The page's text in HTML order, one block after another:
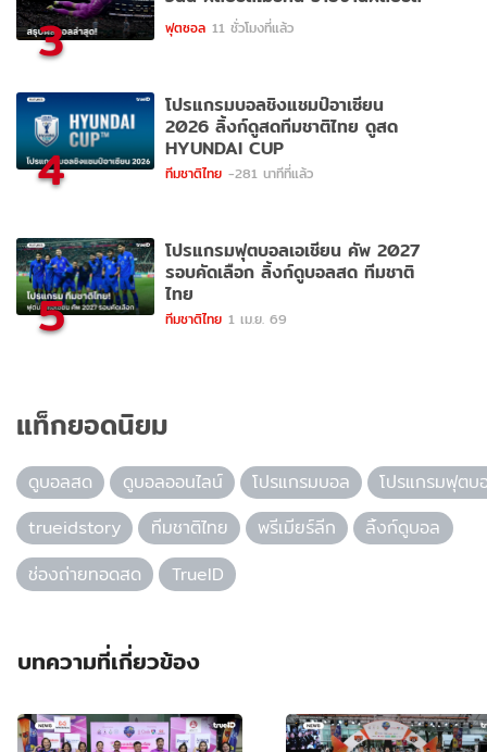
3 ฟุตซอล 11 ชั่วโมงที่แล้ว
4
โปรแกรมบอลชิงแชมป์อาเซียน
2026 ลิ้งก์ดูสดทีมชาติไทย ดูสด
HYUNDAI CUP
ทีมชาติไทย -281 นาทีที่แล้ว
5
โปรแกรมฟุตบอลเอเชียน คัพ 2027
รอบคัดเลือก ลิ้งก์ดูบอลสด ทีมชาติ
ไทย
ทีมชาติไทย 1 เม.ย. 69
แท็กยอดนิยม
ดูบอลสด ดูบอลออนไลน์ โปรแกรมบอล
โปรแกรมฟุตบ
trueidstory
ทีมชาติไทย พรีเมียร์ลีก
ลิ้งก์ดูบอล
ช่องถ่ายทอดสด
TrueID
บทความที่เกี่ยวข้อง